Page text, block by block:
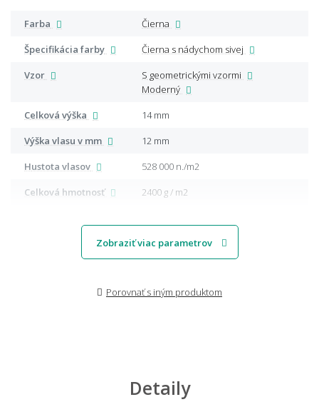
Farba
Čierna
Špecifikácia farby
Čierna s nádychom sivej
Vzor
S geometrickými vzormi
Moderný
Celková výška
14 mm
Výška vlasu v mm
12 mm
Hustota vlasov
528 000 n./m2
Celková hmotnosť
2400 g / m2
Zobraziť viac parametrov
Porovnať s iným produktom
Detaily